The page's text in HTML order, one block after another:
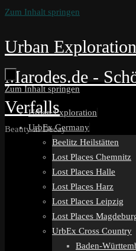
Zum Inhalt springen
Urban
Marodes.de -
Verfalls
Beauty in Decay
Zum Inhalt springen
Urban Exploration
UrbEx Germany
Beelitz Heilstätten
Lost Places Chemnitz
Lost Places Halle
Lost Places Harz
Lost Places Leipzig
Lost Places
UrbEx Cross Country
Baden-